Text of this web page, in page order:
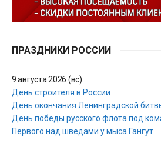
ПРАЗДНИКИ РОССИИ
9 августа 2026 (вс):
День строителя в России
День окончания Ленинградской
День победы русского флота под
Первого над шведами у мыса Гангут